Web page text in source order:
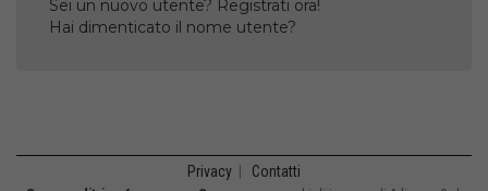
Sei un nuovo utente? Registrati ora!
Hai dimenticato il nome utente?
Privacy Contatti